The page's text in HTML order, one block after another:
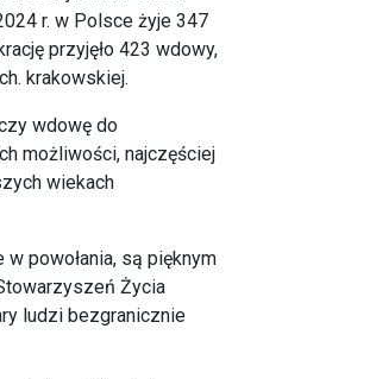
r. w Polsce żyje 347
przyjęło 423 wdowy,
krakowskiej.
wdowę do
możliwości, najczęściej
wiekach
powołania, są pięknym
Życia
ludzi bezgranicznie